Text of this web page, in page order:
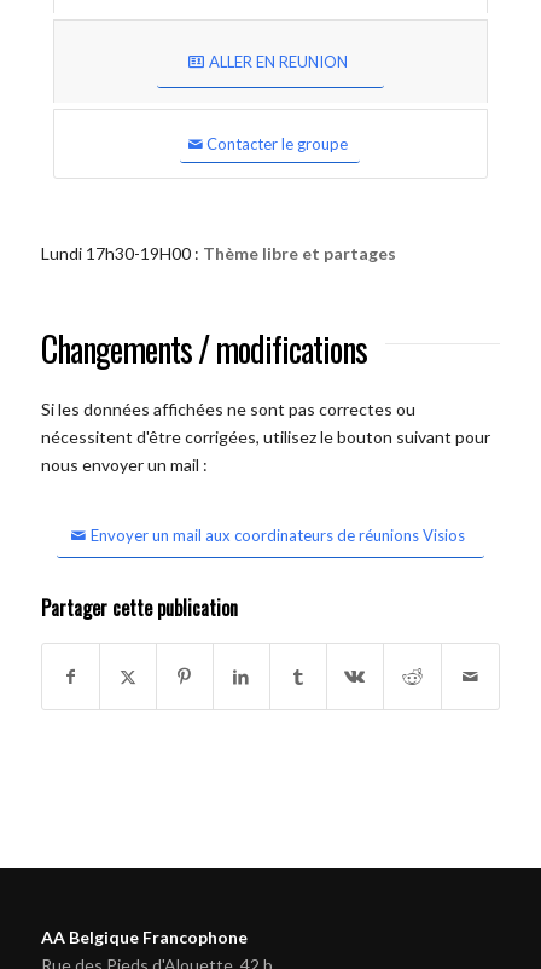
ALLER EN REUNION
Contacter le groupe
Lundi 17h30-19H00 : Thème libre et partages
Changements / modifications
Si les données affichées ne sont pas correctes ou
nécessitent d'être corrigées, utilisez le bouton suivant pour
nous envoyer un mail :
Envoyer un mail aux coordinateurs de réunions Visios
Partager cette publication
AA Belgique Francophone
Rue des Pieds d'Alouette, 42 b